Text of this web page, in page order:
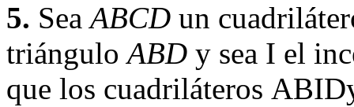
5. SeaABCD un
triánguloABD y sea I el
que los cuadriláteros ABI